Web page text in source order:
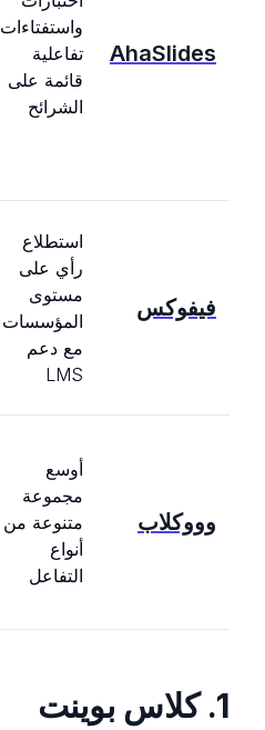
AhaSlides
واستفتاءات
تفاعلية
قائمة على
الشرائح
فيفوكس
استطلاع
رأي على
مستوى
المؤسسات
مع دعم
LMS
وووكلاب
أوسع
مجموعة
متنوعة من
أنواع
التفاعل
1. كلاس بوينت